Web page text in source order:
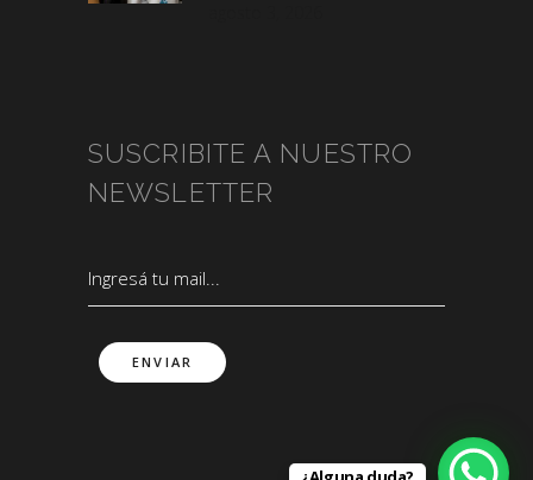
SUSCRIBITE A NUESTRO
NEWSLETTER